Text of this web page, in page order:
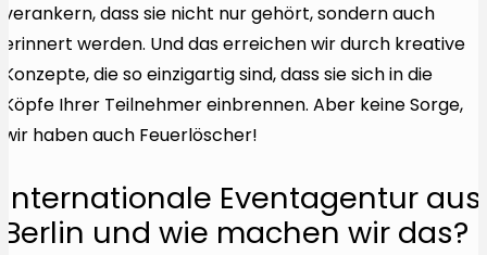
verankern, dass sie nicht nur gehört, sondern auch
erinnert werden. Und das erreichen wir durch kreative
Konzepte, die so einzigartig sind, dass sie sich in die
Köpfe Ihrer Teilnehmer einbrennen. Aber keine Sorge,
wir haben auch Feuerlöscher!
Internationale Eventagentur aus
Berlin und wie machen wir das?